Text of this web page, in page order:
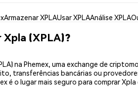
Armazenar XPLAUsar XPLAAnálise XPLA
Xpla (XPLA)?
na Phemex, uma exchange de
transferências bancárias ou
é o lugar mais seguro para comprar